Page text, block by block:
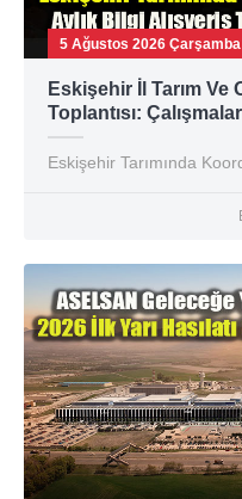
5 Ağustos 2026 Çarşamba
Eskişehir İl Tarım
Toplantısı:
Eskişehir Tarımında